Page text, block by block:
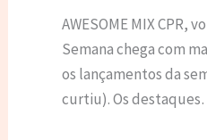
AWESOME MIX CPR,
Semana chega com
os lançamentos da
curtiu). Os